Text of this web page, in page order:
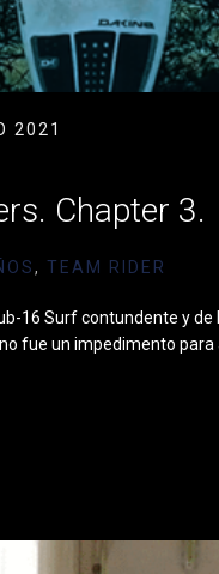
2021
Chapter 3.
, TEAM RIDER
16 Surf contundente y
fue un impedimento